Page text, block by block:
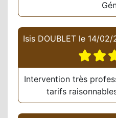
Isis DOUBLET le 14/02/
Intervention très
tarifs